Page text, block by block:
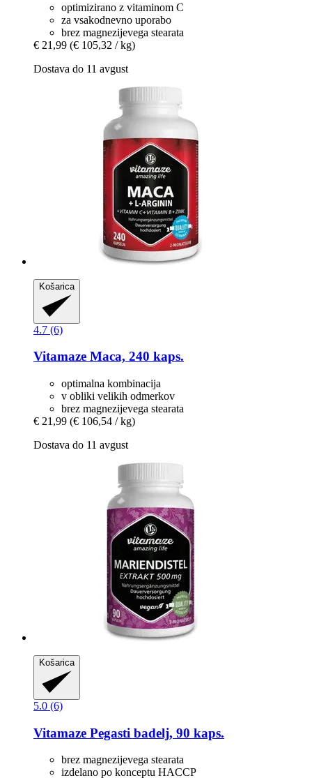
optimizirano z vitaminom C
za vsakodnevno uporabo
brez magnezijevega stearata
€ 21,99 (€ 105,32 / kg)
Dostava do 11 avgust
Košarica
4.7 (6)
Vitamaze Maca, 240 kaps.
optimalna kombinacija
v obliki velikih odmerkov
brez magnezijevega stearata
€ 21,99 (€ 106,54 / kg)
Dostava do 11 avgust
Košarica
5.0 (6)
Vitamaze Pegasti badelj, 90 kaps.
brez magnezijevega stearata
izdelano po konceptu HACCP